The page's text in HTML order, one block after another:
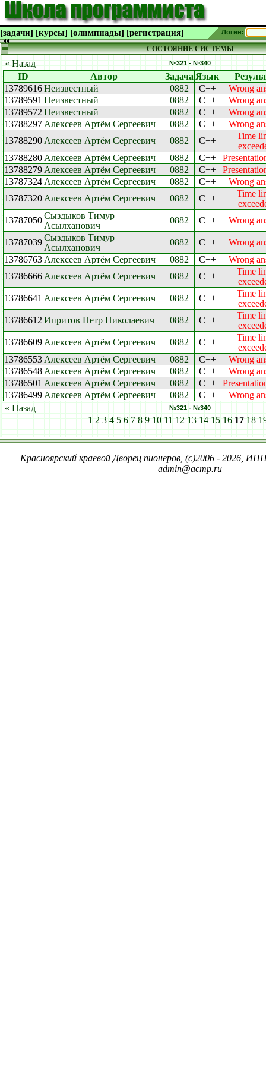
[задачи] [курсы] [олимпиады] [регистрация] Логин:
СОСТОЯНИЕ СИСТЕМЫ
« Назад №321 - №340
ID Автор Задача Язык
13789616Неизвестный 0882 C++
Wrong
13789591 Неизвестный 0882 C++
Wrong
13789572 Неизвестный 0882 C++
Wrong
13788297 Алексеев Артём Сергеевич 0882 C++
Wrong
13788290 Алексеев Артём Сергеевич 0882 C++
Time
13788280 Алексеев Артём Сергеевич 0882 C++
13788279 Алексеев Артём Сергеевич 0882 C++
13787324 Алексеев Артём Сергеевич 0882 C++
Wrong
13787320 Алексеев Артём Сергеевич 0882 C++
Time
13787050Сыздыков Тимур
Асылханович
0882 C++ Wrong
13787039Сыздыков Тимур
Асылханович
0882 C++
Wrong
13786763 Алексеев Артём Сергеевич 0882 C++
Wrong
13786666 Алексеев Артём Сергеевич 0882 C++
Time
13786641 Алексеев Артём Сергеевич 0882 C++
Time
13786612 Ипритов Петр Николаевич 0882 C++
Time
13786609 Алексеев Артём Сергеевич 0882 C++
Time
13786553 Алексеев Артём Сергеевич 0882 C++
Wrong
13786548 Алексеев Артём Сергеевич 0882 C++
Wrong
13786501 Алексеев Артём Сергеевич 0882 C++
13786499 Алексеев Артём Сергеевич 0882 C++
Wrong
« Назад
№321 - №340
1 2 3 4 5 6 7 8 9 10 11 12 13 14 15 16 17 18
Красноярский краевой Дворец пионеров, (c)2006 - 2026,
admin@acmp.ru